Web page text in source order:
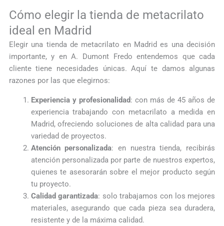
Cómo elegir la tienda de metacrilato
ideal en Madrid
Elegir una tienda de metacrilato en Madrid es una decisión
importante, y en A. Dumont Fredo entendemos que cada
cliente tiene necesidades únicas. Aquí te damos algunas
razones por las que elegirnos:
Experiencia y profesionalidad: con más de 45 años de
experiencia trabajando con metacrilato a medida en
Madrid, ofreciendo soluciones de alta calidad para una
variedad de proyectos.
Atención personalizada: en nuestra tienda, recibirás
atención personalizada por parte de nuestros expertos,
quienes te asesorarán sobre el mejor producto según
tu proyecto.
Calidad garantizada: solo trabajamos con los mejores
materiales, asegurando que cada pieza sea duradera,
resistente y de la máxima calidad.